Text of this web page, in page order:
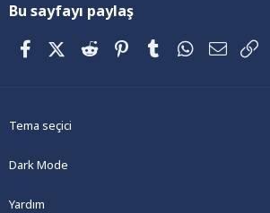
Bu sayfayı paylaş
FacebookX (Twitter)
Reddit PinterestTumblrWhatsApp
E-posta
Tema seçici
Dark Mode
Yardım